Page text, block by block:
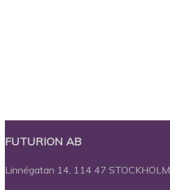
FUTURION AB
Linnégatan 14, 114 47 STOCKHOLM
CloseAlmedalen
Futurion i Almedalen 2025